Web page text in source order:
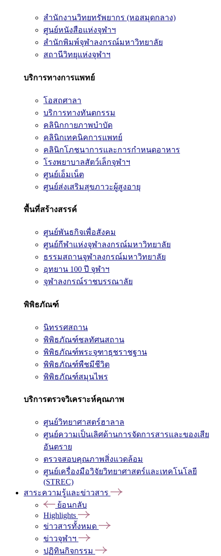
สำนักงานวิทยทรัพยากร (หอสมุดกลาง)
ศูนย์หนังสือแห่งจุฬาฯ
สำนักพิมพ์จุฬาลงกรณ์มหาวิทยาลัย
สถานีวิทยุแห่งจุฬาฯ
บริการทางการแพทย์
โอสถศาลา
บริการทางทันตกรรม
คลินิกกายภาพบำบัด
คลินิกเทคนิคการแพทย์
คลินิกโภชนาการและการกำหนดอาหาร
โรงพยาบาลสัตว์เล็กจุฬาฯ
ศูนย์เอ็มเน็ต
ศูนย์ส่งเสริมสุขภาวะผู้สูงอายุ
พื้นที่สร้างสรรค์
ศูนย์พันธกิจเพื่อสังคม
ศูนย์กีฬาแห่งจุฬาลงกรณ์มหาวิทยาลัย
ธรรมสถานจุฬาลงกรณ์มหาวิทยาลัย
อุทยาน 100 ปี จุฬาฯ
จุฬาลงกรณ์ราชบรรณาลัย
พิพิธภัณฑ์
นิทรรศสถาน
พิพิธภัณฑ์ชลทัศนสถาน
พิพิธภัณฑ์พระจุฑาธุชราชฐาน
พิพิธภัณฑ์พืชมีชีวิต
พิพิธภัณฑ์สมุนไพร
บริการตรวจวิเคราะห์คุณภาพ
ศูนย์วิทยาศาสตร์ฮาลาล
ศูนย์ความเป็นเลิศด้านการจัดการสารและของเสีย
อันตราย
ตรวจสอบคุณภาพสิ่งแวดล้อม
ศูนย์เครื่องมือวิจัยวิทยาศาสตร์และเทคโนโลยี
(STREC)
สาระความรู้และข่าวสาร
ย้อนกลับ
Highlights
ข่าวสารทั้งหมด
ข่าวจุฬาฯ
ปฏิทินกิจกรรม